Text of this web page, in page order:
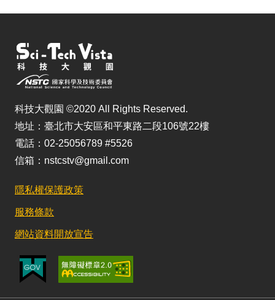
科技大觀園 ©2020 All Rights Reserved.
地址：臺北市大安區和平東路二段106號22樓
電話：02-25056789 #5526
信箱：nstcstv@gmail.com
隱私權保護政策
服務條款
網站資料開放宣告